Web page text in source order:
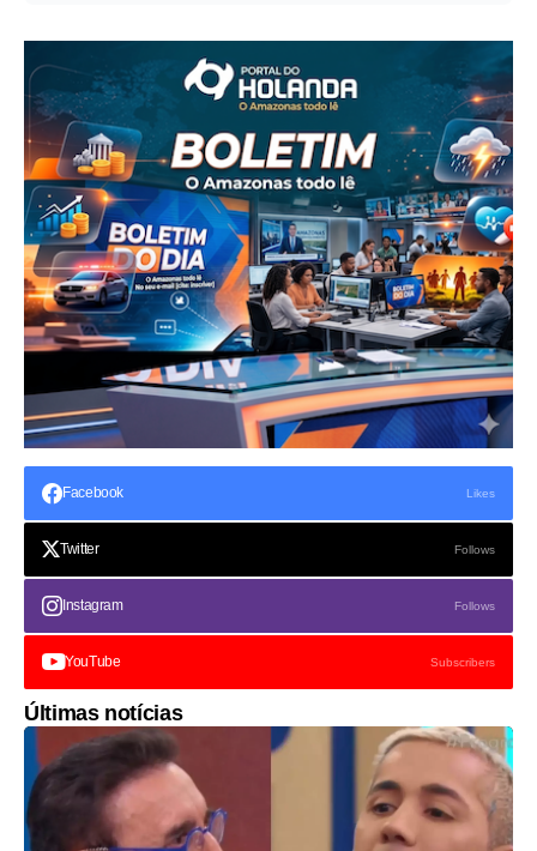
Facebook Likes
Twitter Follows
Instagram Follows
YouTube Subscribers
Últimas notícias